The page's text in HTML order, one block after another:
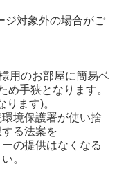
対象外の場合がご
用のお部屋に簡易ベ
め手狭となります。
ます)。
境保護署が使い捨
る法案を
の提供はなくなる
。